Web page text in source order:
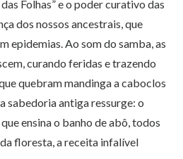
Folhas” e o poder curativo das
dos nossos ancestrais, que
epidemias. Ao som do samba, as
curando feridas e trazendo
quebram mandinga a caboclos
sabedoria antiga ressurge: o
ensina o banho de abô, todos
floresta, a receita infalível